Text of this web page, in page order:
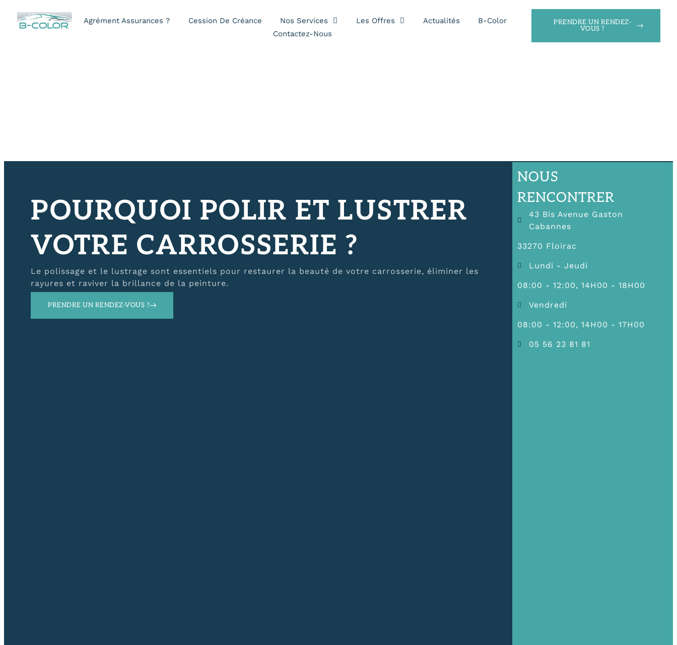
Panneau de gestion des cookies
Agrément Assurances ? Cession De Créance Nos Services Les Offres Actualités
B-Color
Contactez-Nous
PRENDRE UN RENDEZ-
VOUS ?
POURQUOI POLIR ET LUSTRER
VOTRE CARROSSERIE ?
Le polissage et le lustrage sont essentiels pour restaurer la beauté de votre carrosserie, éliminer les
rayures et raviver la brillance de la peinture.
PRENDRE UN RENDEZ-VOUS ?
NOUS
RENCONTRER
43 Bis Avenue Gaston
Cabannes
33270 Floirac
Lundi - Jeudi
08:00 - 12:00, 14H00 - 18H00
Vendredi
08:00 - 12:00, 14H00 - 17H00
05 56 23 81 81